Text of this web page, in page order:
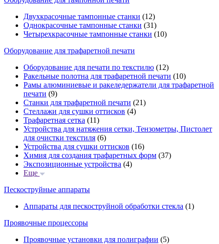
Двухкрасочные тампонные станки (12)
Однокрасочные тампонные станки (31)
Четырехкрасочные тампонные станки (10)
Оборудование для трафаретной печати
Оборудование для печати по текстилю (12)
Ракельные полотна для трафаретной печати (10)
Рамы алюминиевые и ракеледержатели для трафаретной
печати (9)
Станки для трафаретной печати (21)
Стеллажи для сушки оттисков (4)
Трафаретная сетка (11)
Устройства для натяжения сетки, Тензометры, Пистолет
для очистки текстиля (6)
Устройства для сушки оттисков (16)
Химия для создания трафаретных форм (37)
Экспозиционные устройства (4)
Еще
Пескоструйные аппараты
Аппараты для пескоструйной обработки стекла (1)
Проявочные процессоры
Проявочные установки для полиграфии (5)